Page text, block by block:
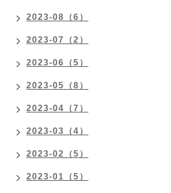
2023-08（6）
2023-07（2）
2023-06（5）
2023-05（8）
2023-04（7）
2023-03（4）
2023-02（5）
2023-01（5）